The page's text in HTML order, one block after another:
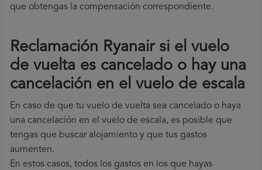
que obtengas la compensación correspondiente.
Reclamación Ryanair si el vuelo
de vuelta es cancelado o hay una
cancelación en el vuelo de escala
En caso de que tu vuelo de vuelta sea cancelado o haya
una cancelación en el vuelo de escala, es posible que
tengas que buscar alojamiento y que tus gastos
aumenten.
En estos casos, todos los gastos en los que hayas